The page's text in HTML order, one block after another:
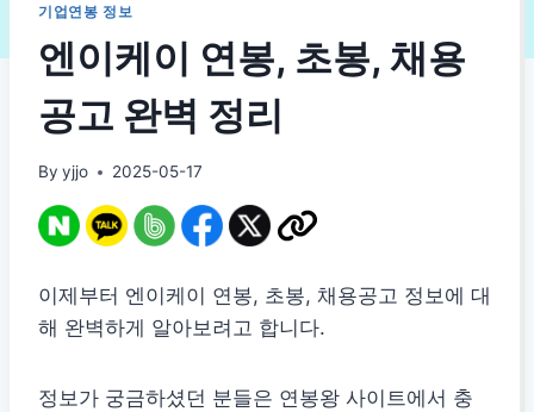
기업연봉 정보
엔이케이 연봉, 초봉, 채용
공고 완벽 정리
By yjjo 2025-05-17
이제부터 엔이케이 연봉, 초봉, 채용공고 정보에 대
해 완벽하게 알아보려고 합니다.
정보가 궁금하셨던 분들은 연봉왕 사이트에서 충